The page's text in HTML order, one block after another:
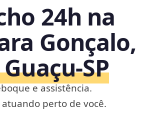
24h na
Gonçalo,
e assistência.
atuando perto de você.